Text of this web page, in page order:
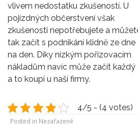
vlivem nedostatku zkušeností. U
pojízdných občerstvení však
zkušenosti nepotřebujete a
tak začít s podnikání klidně ze dne
na den. Díky nízkým pořizovacím
nákladům navíc může začít každý
a to koupí u naší firmy.
4/5 - (4 votes)
Posted in Nezařazené